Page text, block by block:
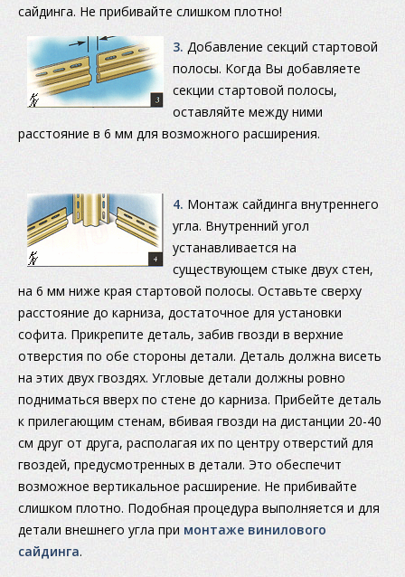
сайдинга. Не прибивайте слишком плотно!
3. Добавление секций стартовой
полосы. Когда Вы добавляете
секции стартовой полосы,
оставляйте между ними
расстояние в 6 мм для возможного расширения.
4. Монтаж сайдинга внутреннего
угла. Внутренний угол
устанавливается на
существующем стыке двух стен,
на 6 мм ниже края стартовой полосы. Оставьте сверху
расстояние до карниза, достаточное для установки
софита. Прикрепите деталь, забив гвозди в верхние
отверстия по обе стороны детали. Деталь должна висеть
на этих двух гвоздях. Угловые детали должны ровно
подниматься вверх по стене до карниза. Прибейте деталь
к прилегающим стенам, вбивая гвозди на дистанции 20-40
см друг от друга, располагая их по центру отверстий для
гвоздей, предусмотренных в детали. Это обеспечит
возможное вертикальное расширение. Не прибивайте
слишком плотно. Подобная процедура выполняется и для
детали внешнего угла при монтаже винилового
сайдинга.